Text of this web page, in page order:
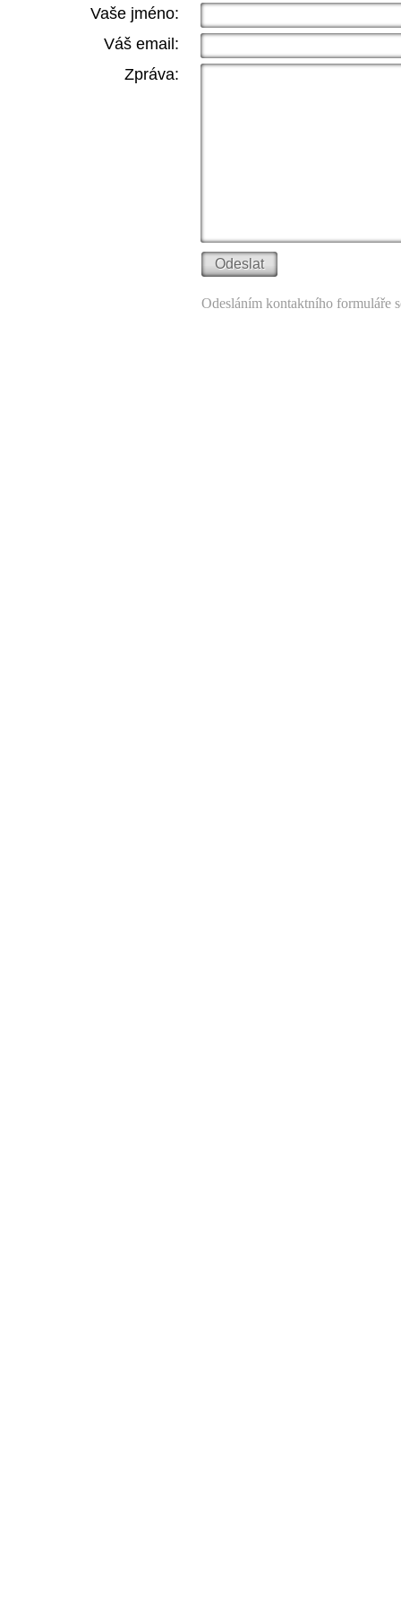
Vaše jméno:
Váš email:
Zpráva:
Odesláním kontaktního formuláře